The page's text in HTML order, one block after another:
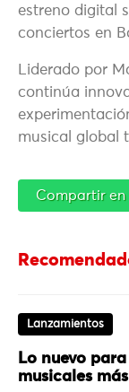
estreno digital
conciertos en
Liderado por
continúa
musical global
Compartir en
Lanzamientos
Lo nuevo
musicales